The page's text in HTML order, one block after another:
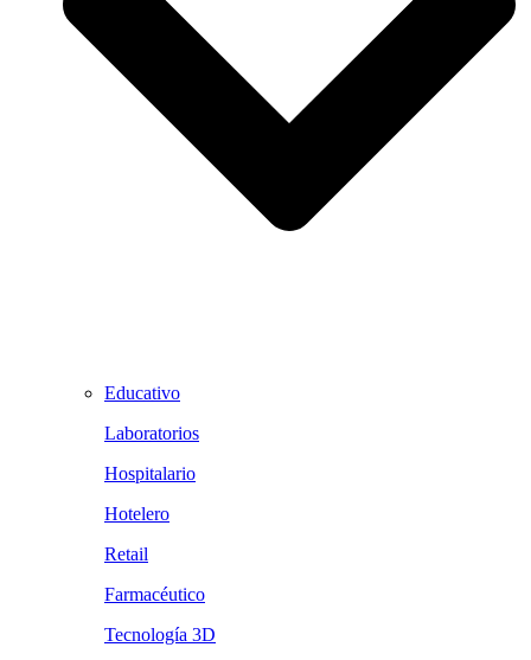
Educativo
Laboratorios
Hospitalario
Hotelero
Retail
Farmacéutico
Tecnología 3D